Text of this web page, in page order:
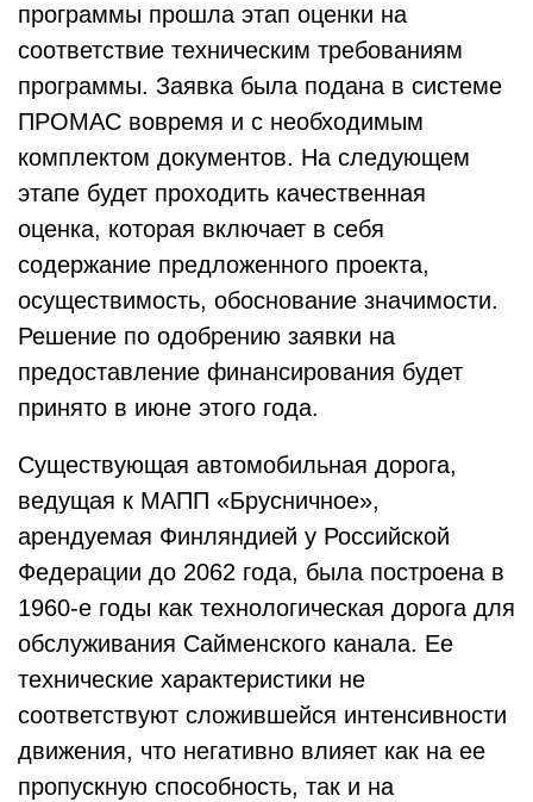
программы прошла этап оценки на
соответствие техническим требованиям
программы. Заявка была подана в системе
ПРОМАС вовремя и с необходимым
комплектом документов. На следующем
этапе будет проходить качественная
оценка, которая включает в себя
содержание предложенного проекта,
осуществимость, обоснование значимости.
Решение по одобрению заявки на
предоставление финансирования будет
принято в июне этого года.
Существующая автомобильная дорога,
ведущая к МАПП «Брусничное»,
арендуемая Финляндией у Российской
Федерации до 2062 года, была построена в
1960-е годы как технологическая дорога для
обслуживания Сайменского канала. Ее
технические характеристики не
соответствуют сложившейся интенсивности
движения, что негативно влияет как на ее
пропускную способность, так и на